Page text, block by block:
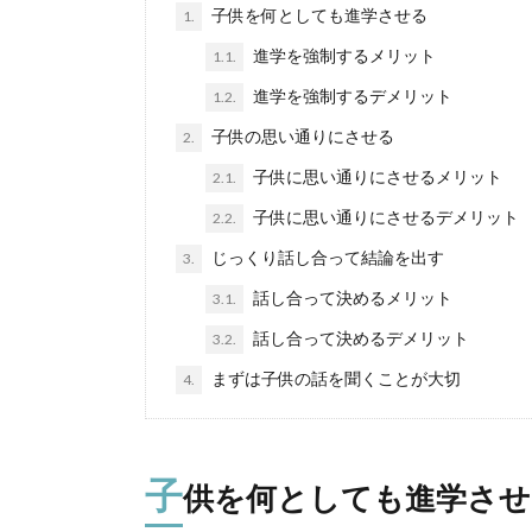
1. 子供を何としても進学させる
1.1. 進学を強制するメリット
1.2. 進学を強制するデメリット
2. 子供の思い通りにさせる
2.1. 子供に思い通りにさせるメリット
2.2. 子供に思い通りにさせるデメリット
3. じっくり話し合って結論を出す
3.1. 話し合って決めるメリット
3.2. 話し合って決めるデメリット
4. まずは子供の話を聞くことが大切
子供を何としても進学さ